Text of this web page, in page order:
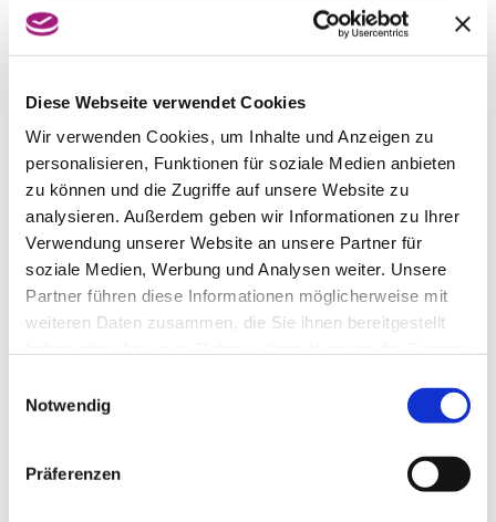
Diese Webseite verwendet Cookies
Wir verwenden Cookies, um Inhalte und Anzeigen zu
personalisieren, Funktionen für soziale Medien anbieten
zu können und die Zugriffe auf unsere Website zu
analysieren. Außerdem geben wir Informationen zu Ihrer
Verwendung unserer Website an unsere Partner für
soziale Medien, Werbung und Analysen weiter. Unsere
Partner führen diese Informationen möglicherweise mit
weiteren Daten zusammen, die Sie ihnen bereitgestellt
Notwendig
Präferenzen